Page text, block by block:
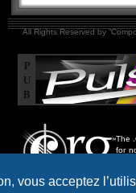
vous acceptez
All Rights Reserved by
P
U
B
The
for